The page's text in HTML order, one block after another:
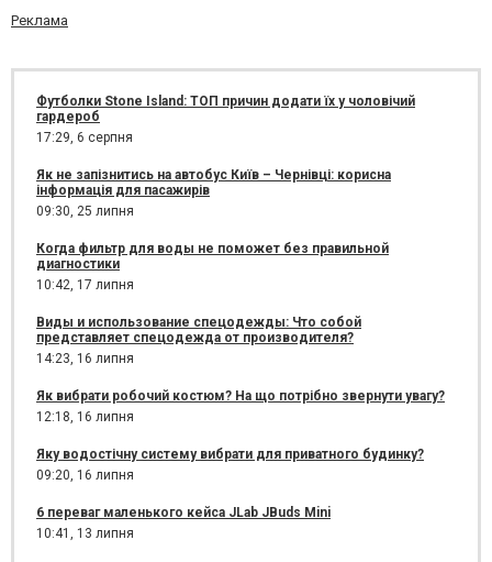
Реклама
Футболки Stone Island: ТОП причин додати їх у чоловічий
гардероб
17:29, 6 серпня
Як не запізнитись на автобус Київ – Чернівці: корисна
інформація для пасажирів
09:30, 25 липня
Когда фильтр для воды не поможет без правильной
диагностики
10:42, 17 липня
Виды и использование спецодежды: Что собой
представляет спецодежда от производителя?
14:23, 16 липня
Як вибрати робочий костюм? На що потрібно звернути увагу?
12:18, 16 липня
Яку водостічну систему вибрати для приватного будинку?
09:20, 16 липня
6 переваг маленького кейса JLab JBuds Mini
10:41, 13 липня